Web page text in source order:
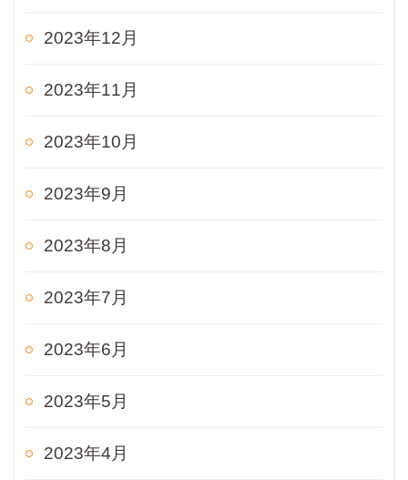
2023年12月
2023年11月
2023年10月
2023年9月
2023年8月
2023年7月
2023年6月
2023年5月
2023年4月